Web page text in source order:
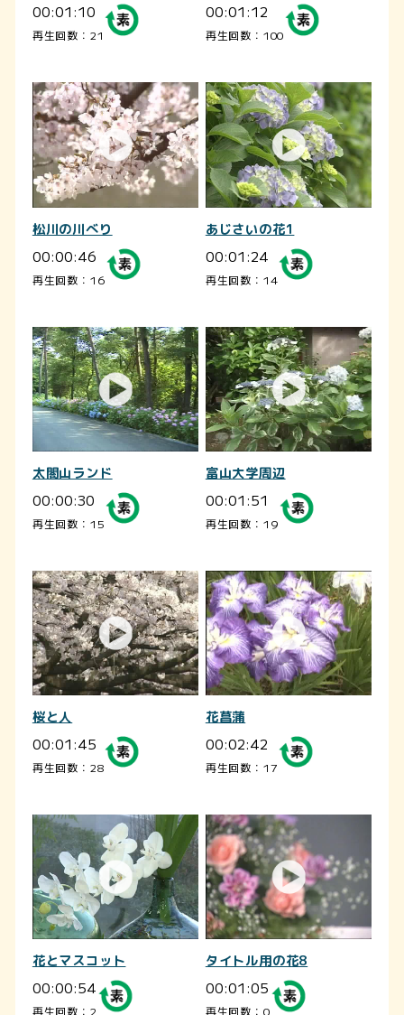
00:01:10
再生回数：21
00:01:12
再生回数：100
松川の川べり
00:00:46
再生回数：16
あじさいの花1
00:01:24
再生回数：14
太閤山ランド
00:00:30
再生回数：15
富山大学周辺
00:01:51
再生回数：19
桜と人
00:01:45
再生回数：28
花菖蒲
00:02:42
再生回数：17
花とマスコット
00:00:54
再生回数：2
タイトル用の花8
00:01:05
再生回数：0